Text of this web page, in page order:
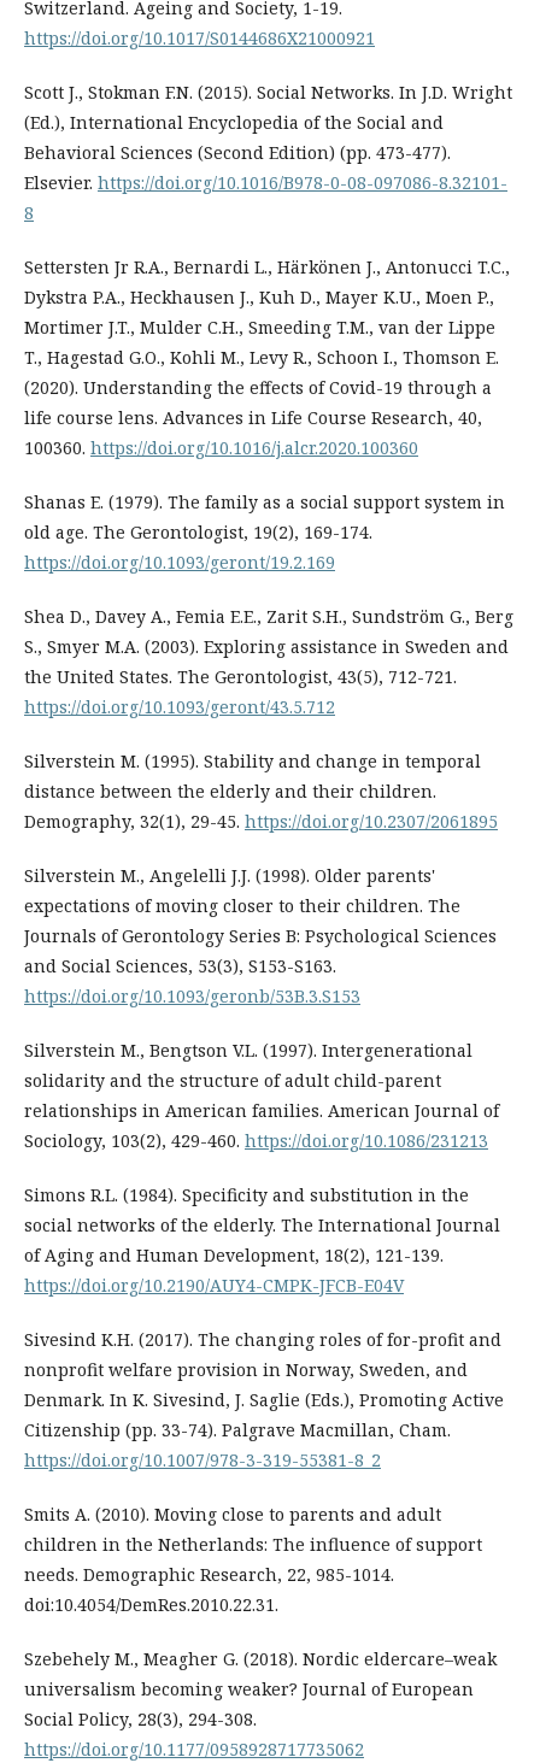
Switzerland. Ageing and Society, 1-19.
https://doi.org/10.1017/S0144686X21000921
Scott J., Stokman F.N. (2015). Social Networks. In J.D. Wright
(Ed.), International Encyclopedia of the Social and
Behavioral Sciences (Second Edition) (pp. 473-477).
Elsevier. https://doi.org/10.1016/B978-0-08-097086-8.32101-
8
Settersten Jr R.A., Bernardi L., Härkönen J., Antonucci T.C.,
Dykstra P.A., Heckhausen J., Kuh D., Mayer K.U., Moen P.,
Mortimer J.T., Mulder C.H., Smeeding T.M., van der Lippe
T., Hagestad G.O., Kohli M., Levy R., Schoon I., Thomson E.
(2020). Understanding the effects of Covid-19 through a
life course lens. Advances in Life Course Research, 40,
100360. https://doi.org/10.1016/j.alcr.2020.100360
Shanas E. (1979). The family as a social support system in
old age. The Gerontologist, 19(2), 169-174.
https://doi.org/10.1093/geront/19.2.169
Shea D., Davey A., Femia E.E., Zarit S.H., Sundström G., Berg
S., Smyer M.A. (2003). Exploring assistance in Sweden and
the United States. The Gerontologist, 43(5), 712-721.
https://doi.org/10.1093/geront/43.5.712
Silverstein M. (1995). Stability and change in temporal
distance between the elderly and their children.
Demography, 32(1), 29-45. https://doi.org/10.2307/2061895
Silverstein M., Angelelli J.J. (1998). Older parents'
expectations of moving closer to their children. The
Journals of Gerontology Series B: Psychological Sciences
and Social Sciences, 53(3), S153-S163.
https://doi.org/10.1093/geronb/53B.3.S153
Silverstein M., Bengtson V.L. (1997). Intergenerational
solidarity and the structure of adult child-parent
relationships in American families. American Journal of
Sociology, 103(2), 429-460. https://doi.org/10.1086/231213
Simons R.L. (1984). Specificity and substitution in the
social networks of the elderly. The International Journal
of Aging and Human Development, 18(2), 121-139.
https://doi.org/10.2190/AUY4-CMPK-JFCB-E04V
Sivesind K.H. (2017). The changing roles of for-profit and
nonprofit welfare provision in Norway, Sweden, and
Denmark. In K. Sivesind, J. Saglie (Eds.), Promoting Active
Citizenship (pp. 33-74). Palgrave Macmillan, Cham.
https://doi.org/10.1007/978-3-319-55381-8_2
Smits A. (2010). Moving close to parents and adult
children in the Netherlands: The influence of support
needs. Demographic Research, 22, 985-1014.
doi:10.4054/DemRes.2010.22.31.
Szebehely M., Meagher G. (2018). Nordic eldercare–weak
universalism becoming weaker? Journal of European
Social Policy, 28(3), 294-308.
https://doi.org/10.1177/0958928717735062